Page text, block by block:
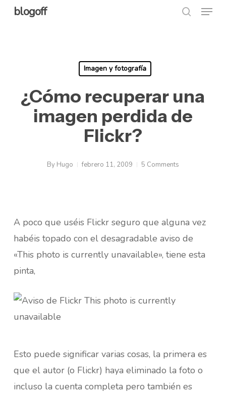
Skipblogoff Menu
Imagen y fotografía
¿Cómo recuperar una
imagen perdida de
Flickr?
By Hugo febrero 11, 2009 5 Comments
A poco que uséis Flickr seguro que alguna vez
habéis topado con el desagradable aviso de
«This photo is currently unavailable», tiene esta
pinta,
Esto puede significar varias cosas, la primera es
que el autor (o Flickr) haya eliminado la foto o
incluso la cuenta completa pero también es